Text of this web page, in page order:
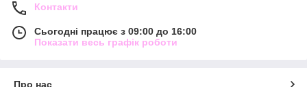
Контакти
Сьогодні працює з 09:00 до 16:00
Показати весь графік роботи
Про нас